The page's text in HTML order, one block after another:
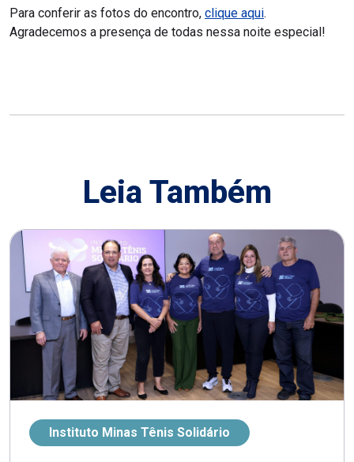
Para conferir as fotos do encontro, clique aqui.
Agradecemos a presença de todas nessa noite especial!
Leia Também
Instituto Minas Tênis Solidário